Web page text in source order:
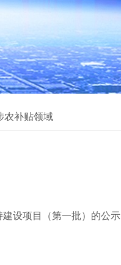
农补贴领域
设项目（第一批）的公示